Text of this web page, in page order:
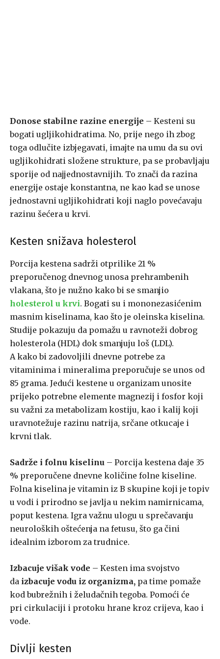
Donose stabilne razine energije – Kesteni su
bogati ugljikohidratima. No, prije nego ih zbog
toga odlučite izbjegavati, imajte na umu da su ovi
ugljikohidrati složene strukture, pa se probavljaju
sporije od najjednostavnijih. To znači da razina
energije ostaje konstantna, ne kao kad se unose
jednostavni ugljikohidrati koji naglo povećavaju
razinu šećera u krvi.
Kesten snižava holesterol
Porcija kestena sadrži otprilike 21 %
preporučenog dnevnog unosa prehrambenih
vlakana, što je nužno kako bi se smanjio
holesterol u krvi. Bogati su i mononezasićenim
masnim kiselinama, kao što je oleinska kiselina.
Studije pokazuju da pomažu u ravnoteži dobrog
holesterola (HDL) dok smanjuju loš (LDL).
A kako bi zadovoljili dnevne potrebe za
vitaminima i mineralima preporučuje se unos od
85 grama. Jedući kestene u organizam unosite
prijeko potrebne elemente magnezij i fosfor koji
su važni za metabolizam kostiju, kao i kalij koji
uravnotežuje razinu natrija, srčane otkucaje i
krvni tlak.
Sadrže i folnu kiselinu – Porcija kestena daje 35
% preporučene dnevne količine folne kiseline.
Folna kiselina je vitamin iz B skupine koji je topiv
u vodi i prirodno se javlja u nekim namirnicama,
poput kestena. Igra važnu ulogu u sprečavanju
neuroloških oštećenja na fetusu, što ga čini
idealnim izborom za trudnice.
Izbacuje višak vode – Kesten ima svojstvo
da izbacuje vodu iz organizma, pa time pomaže
kod bubrežnih i želudačnih tegoba. Pomoći će
pri cirkulaciji i protoku hrane kroz crijeva, kao i
vode.
Divlji kesten